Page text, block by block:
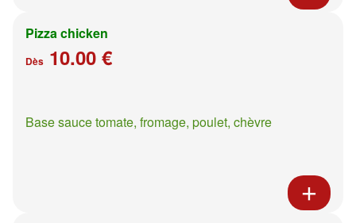
Pizza chicken
Dès 10.00 €
Base sauce tomate, fromage, poulet, chèvre